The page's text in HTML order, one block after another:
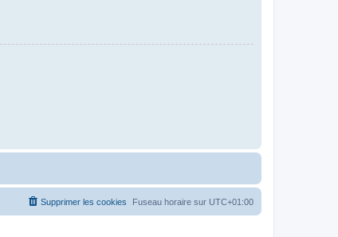
Fuseau horaire sur UTC+01:00
Supprimer les cookies